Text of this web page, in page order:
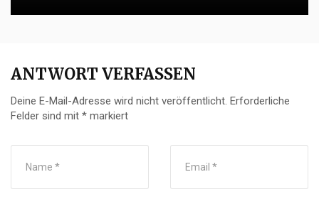
ANTWORT VERFASSEN
Deine E-Mail-Adresse wird nicht veröffentlicht. Erforderliche
Felder sind mit * markiert